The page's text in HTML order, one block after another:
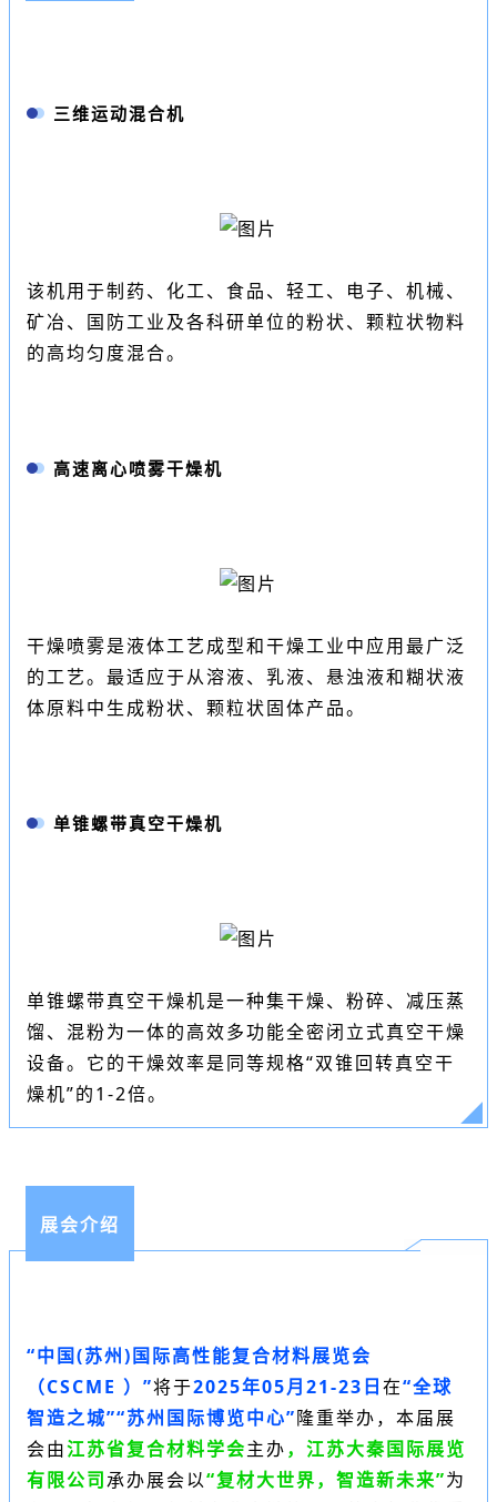
三维运动混合机
该机用于制药、化工、食品、轻工、电子、机械、
矿冶、国防工业及各科研单位的粉状、颗粒状物料
的高均匀度混合。
高速离心喷雾干燥机
干燥喷雾是液体工艺成型和干燥工业中应用最广泛
的工艺。最适应于从溶液、乳液、悬浊液和糊状液
体原料中生成粉状、颗粒状固体产品。
单锥螺带真空干燥机
单锥螺带真空干燥机是一种集干燥、粉碎、 减压蒸
馏、混粉为一体的高效多功能全密闭立式真空干燥
设备。它的干燥效率是同等规格“双锥回转真空干
燥机”的1-2倍。
展会介绍
“中国(苏州)国际高性能复合材料展览会
（CSCME ）”将于2025年05月21-23日在“全球
智造之城”“苏州国际博览中心”隆重举办，本届展
会由江苏省复合材料学会主办，江苏大秦国际展览
有限公司承办展会以“复材大世界，智造新未来”为